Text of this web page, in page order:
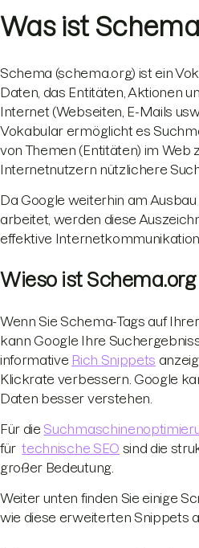
Was ist
Schema (schema.org) ist ein
Daten, das Entitäten, Aktionen
Internet (Webseiten, E-Mails
Vokabular ermöglicht es
von Themen (Entitäten) im Web
Internetnutzern nützlichere
Da Google weiterhin am
arbeitet, werden diese
effektive
Wieso ist
Wenn Sie Schema-Tags auf
kann Google Ihre
informative Rich Snippets
Klickrate verbessern. Google
Daten besser verstehen.
Für die
fürtechnische SEO sind die
großer Bedeutung.
Weiter unten finden Sie einige
wie diese erweiterten Snippets